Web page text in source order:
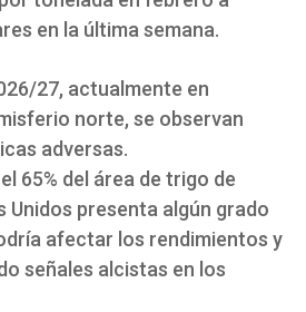
en la última semana.
27, actualmente en
norte, se observan
adversas.
65% del área de trigo de
Unidos presenta algún grado
afectar los rendimientos y
señales alcistas en los